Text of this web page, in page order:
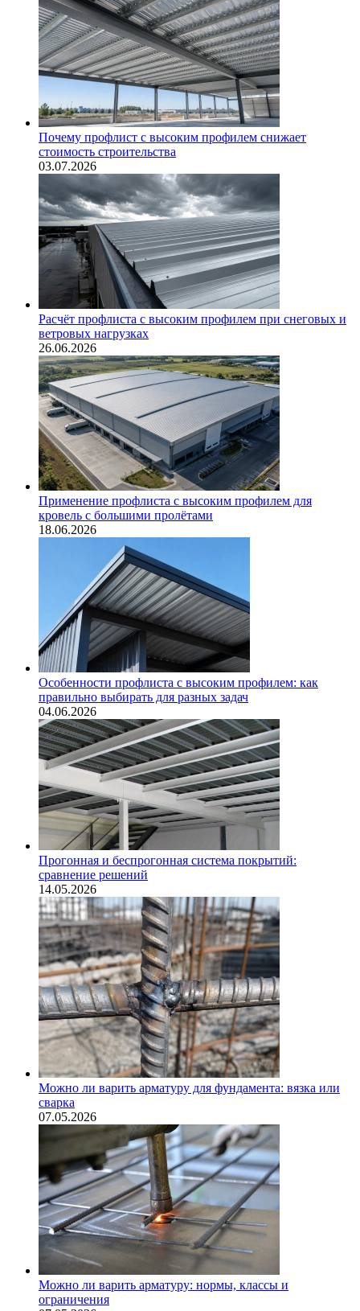
Почему профлист с высоким профилем снижает
стоимость строительства
03.07.2026
Расчёт профлиста с высоким профилем при снеговых и
ветровых нагрузках
26.06.2026
Применение профлиста с высоким профилем для
кровель с большими пролётами
18.06.2026
Особенности профлиста с высоким профилем: как
правильно выбирать для разных задач
04.06.2026
Прогонная и беспрогонная система покрытий:
сравнение решений
14.05.2026
Можно ли варить арматуру для фундамента: вязка или
сварка
07.05.2026
Можно ли варить арматуру: нормы, классы и
ограничения